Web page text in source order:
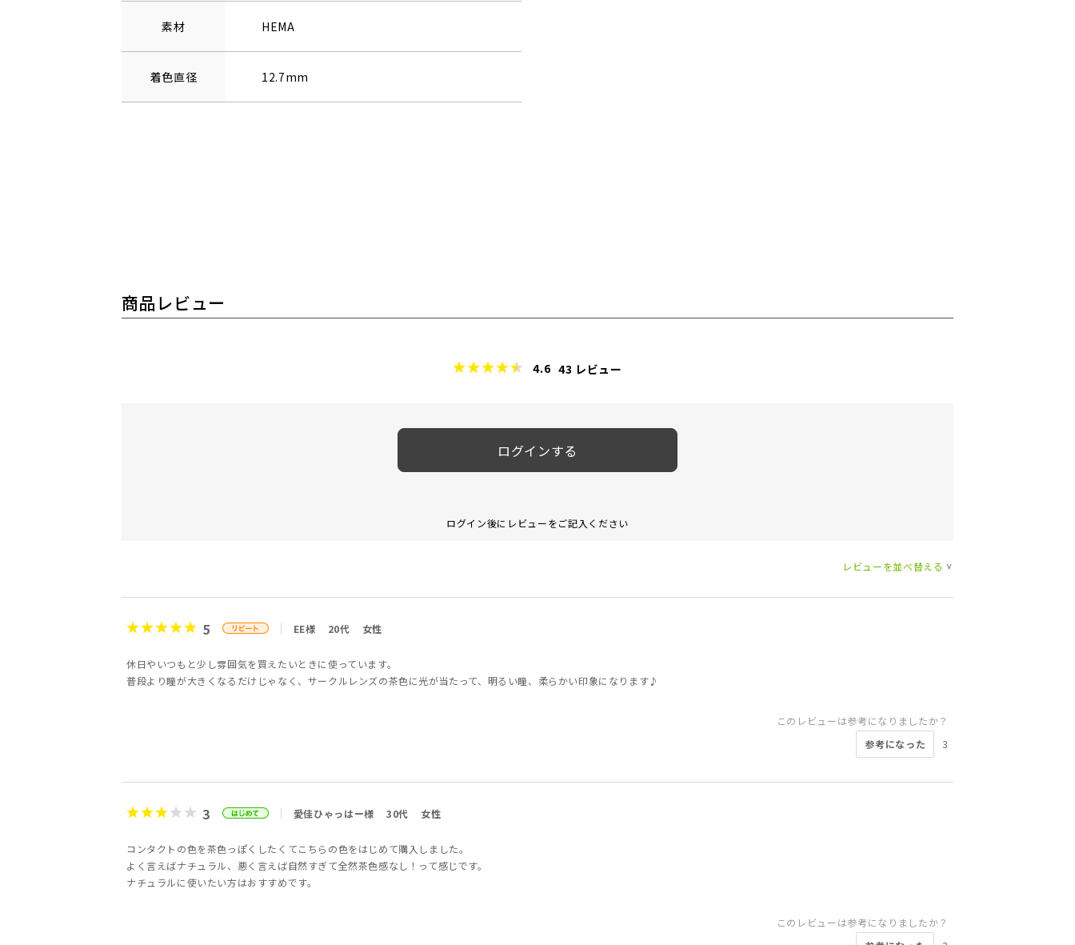
素材 HEMA
着色直径 12.7mm
商品レビュー
4.6 43 レビュー
ログインする
ログイン後にレビューをご記入ください
レビューを並べ替える >
5 EE様 20代 女性
休日やいつもと少し雰囲気を買えたいときに使っています。
普段より瞳が大きくなるだけじゃなく、サークルレンズの茶色に光が当たって、明るい瞳、柔らかい印象になります♪
このレビューは参考になりましたか？
参考になった
3
3 愛佳ひゃっはー様 30代 女性
コンタクトの色を茶色っぽくしたくてこちらの色をはじめて購入しました。
よく言えばナチュラル、悪く言えば自然すぎて全然茶色感なし！って感じです。
ナチュラルに使いたい方はおすすめです。
このレビューは参考になりましたか？